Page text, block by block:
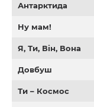
Антарктида
Ну мам!
Я, Ти, Він, Вона
Довбуш
Ти – Космос